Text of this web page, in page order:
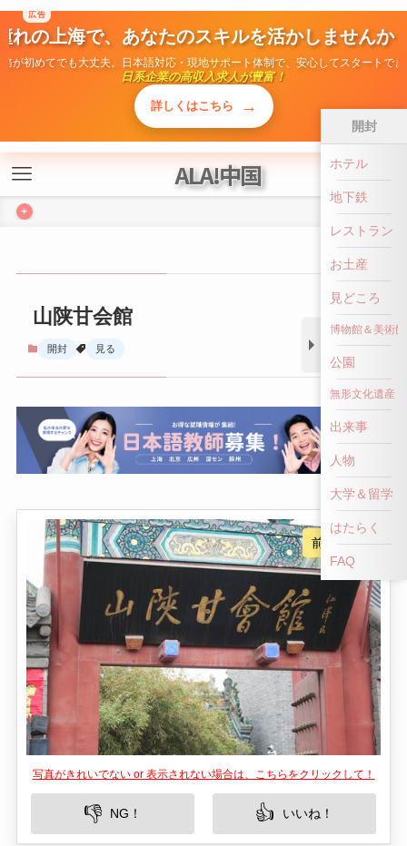
れの上海で、あなたのスキルを活かしませんか
日系企業の高収入求人が豊富！
詳しくはこちら
ALA!中国
+
山陕甘会館
開封 見る
前へ戻る
写真がきれいでない or 表示されない場合は、こちらをクリックして！
👎 NG！ 👍 いいね！
中国河南省開封市に位置する山陕甘会館は、清代
に作られた壮麗な建築物であり、その独特のデザ
インと歴史的な背景から観光スポットとして多く
開封
ホテル
地下鉄
レストラン
お土産
見どころ
博物館＆美術館
公園
無形文化遺産
出来事
人物
大学＆留学
はたらく
FAQ